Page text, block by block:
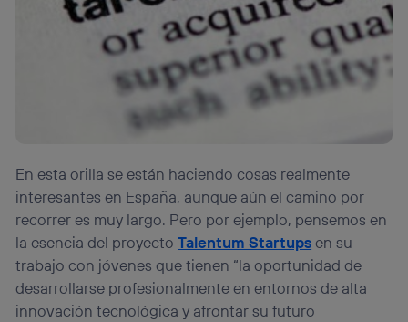
En esta orilla se están haciendo cosas realmente
interesantes en España, aunque aún el camino por
recorrer es muy largo. Pero por ejemplo, pensemos en
la esencia del proyectoTalentum Startupsen su
trabajo con jóvenes que tienen “la oportunidad de
desarrollarse profesionalmente en entornos de alta
innovación tecnológica y afrontar su futuro